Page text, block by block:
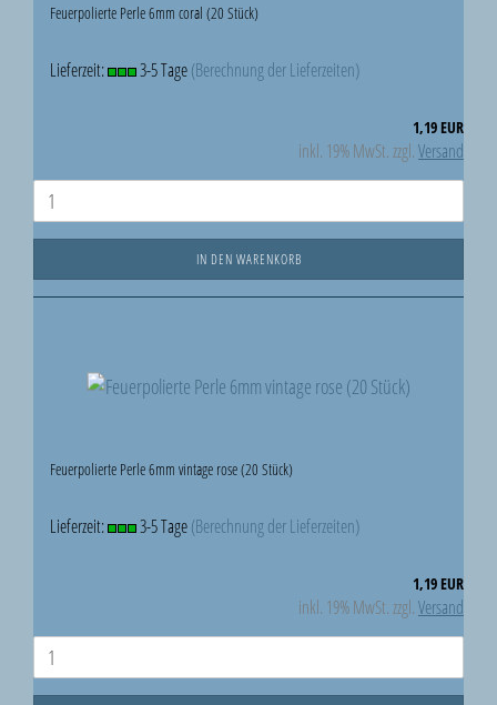
Feuerpolierte Perle 6mm coral (20 Stück)
Lieferzeit: 3-5 Tage(Berechnung der Lieferzeiten)
1,19 EUR
inkl. 19% MwSt. zzgl.Versand
IN DEN WARENKORB
Feuerpolierte Perle 6mm vintage rose (20 Stück)
Lieferzeit: 3-5 Tage(Berechnung der Lieferzeiten)
1,19 EUR
inkl. 19% MwSt. zzgl.Versand